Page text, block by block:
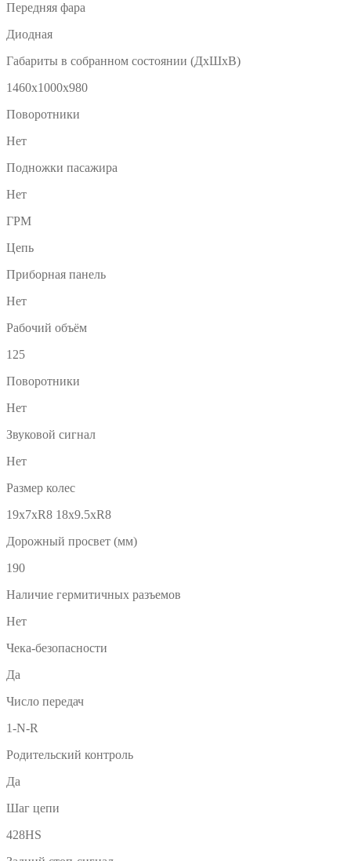
Передняя фара
Диодная
Габариты в собранном состоянии (ДхШхВ)
1460х1000х980
Поворотники
Нет
Подножки пасажира
Нет
ГРМ
Цепь
Приборная панель
Нет
Рабочий объём
125
Поворотники
Нет
Звуковой сигнал
Нет
Размер колес
19х7хR8 18х9.5хR8
Дорожный просвет (мм)
190
Наличие гермитичных разъемов
Нет
Чека-безопасности
Да
Число передач
1-N-R
Родительский контроль
Да
Шаг цепи
428HS